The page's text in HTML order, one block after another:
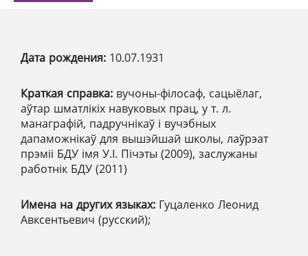
Дата рождения: 10.07.1931
Краткая справка: вучоны-філосаф, сацыёлаг,
аўтар шматлікіх навуковых прац, у т. л.
манаграфій, падручнікаў і вучэбных
дапаможнікаў для вышэйшай школы, лаўрэат
прэміі БДУ імя У.І. Пічэты (2009), заслужаны
работнік БДУ (2011)
Имена на других языках: Гуцаленко Леонид
Авксентьевич (русский);